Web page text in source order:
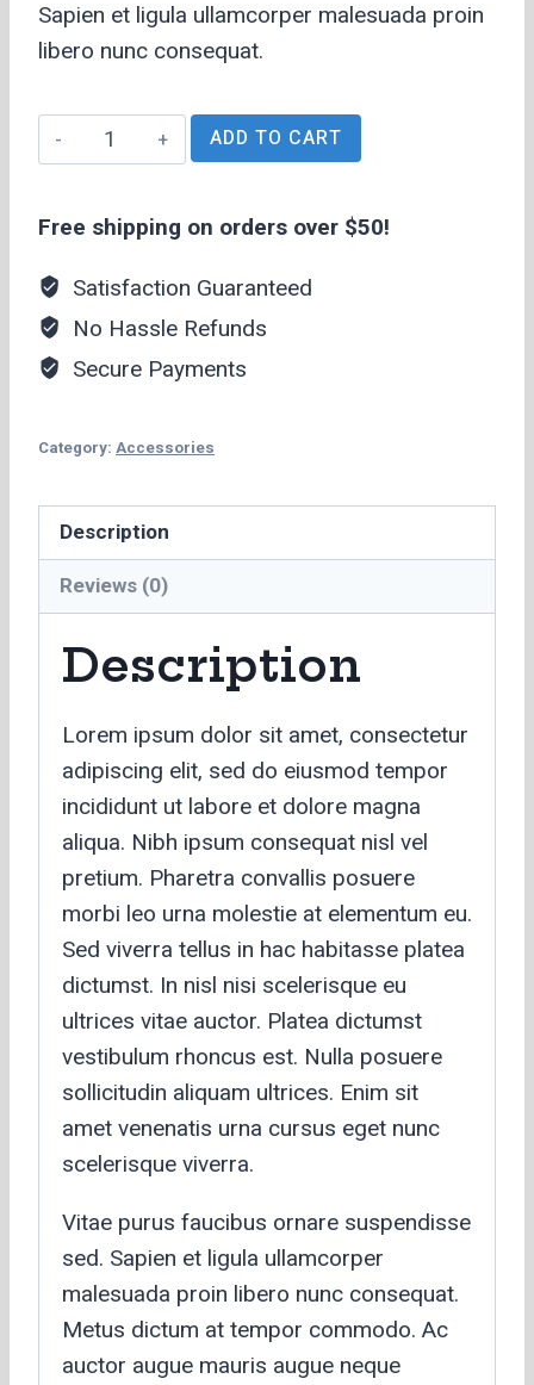
Sapien et ligula ullamcorper malesuada proin
libero nunc consequat.
Universal
Charger
ADD TO CART
Free shipping on orders over $50!
Satisfaction Guaranteed
No Hassle Refunds
Secure Payments
Category: Accessories
Description
Reviews (0)
Description
Lorem ipsum dolor sit amet, consectetur
adipiscing elit, sed do eiusmod tempor
incididunt ut labore et dolore magna
aliqua. Nibh ipsum consequat nisl vel
pretium. Pharetra convallis posuere
morbi leo urna molestie at elementum eu.
Sed viverra tellus in hac habitasse platea
dictumst. In nisl nisi scelerisque eu
ultrices vitae auctor. Platea dictumst
vestibulum rhoncus est. Nulla posuere
sollicitudin aliquam ultrices. Enim sit
amet venenatis urna cursus eget nunc
scelerisque viverra.
Vitae purus faucibus ornare suspendisse
sed. Sapien et ligula ullamcorper
malesuada proin libero nunc consequat.
Metus dictum at tempor commodo. Ac
auctor augue mauris augue neque